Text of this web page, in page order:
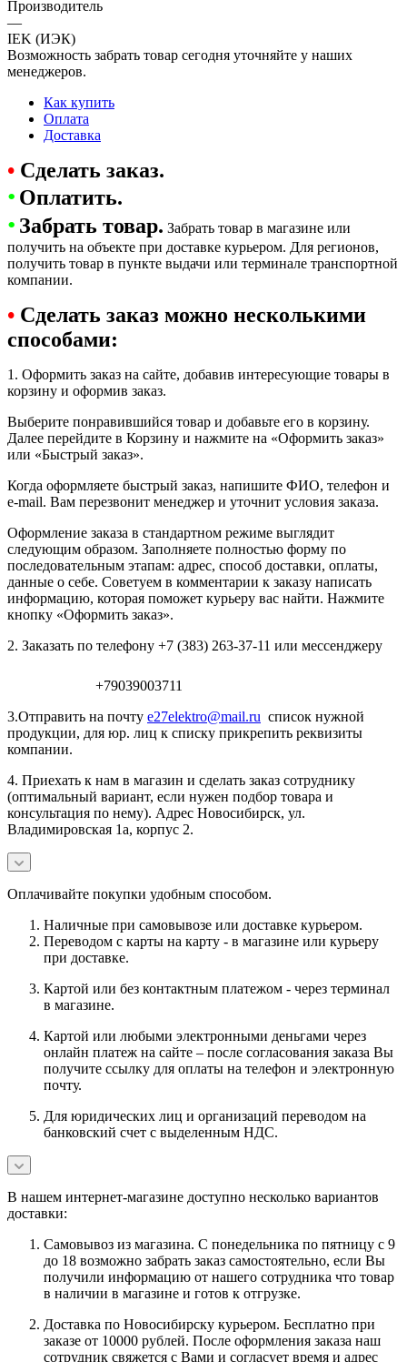
Производитель
—
IEK (ИЭК)
Возможность забрать товар сегодня уточняйте у наших
менеджеров.
Как купить
Оплата
Доставка
• Сделать заказ.
• Оплатить.
• Забрать товар. Забрать товар в магазине или
получить на объекте при доставке курьером. Для регионов,
получить товар в пункте выдачи или терминале транспортной
компании.
• Сделать заказ можно несколькими
способами:
1. Оформить заказ на сайте, добавив интересующие товары в
корзину и оформив заказ.
Выберите понравившийся товар и добавьте его в корзину.
Далее перейдите в Корзину и нажмите на «Оформить заказ»
или «Быстрый заказ».
Когда оформляете быстрый заказ, напишите ФИО, телефон и
e-mail. Вам перезвонит менеджер и уточнит условия заказа.
Оформление заказа в стандартном режиме выглядит
следующим образом. Заполняете полностью форму по
последовательным этапам: адрес, способ доставки, оплаты,
данные о себе. Советуем в комментарии к заказу написать
информацию, которая поможет курьеру вас найти. Нажмите
кнопку «Оформить заказ».
2. Заказать по телефону +7 (383) 263-37-11 или мессенджеру
+79039003711
3.Отправить на почту e27elektro@mail.ru список нужной
продукции, для юр. лиц к списку прикрепить реквизиты
компании.
4. Приехать к нам в магазин и сделать заказ сотруднику
(оптимальный вариант, если нужен подбор товара и
консультация по нему). Адрес Новосибирск, ул.
Владимировская 1а, корпус 2.
Оплачивайте покупки удобным способом.
Наличные при самовывозе или доставке курьером.
Переводом с карты на карту - в магазине или курьеру
при доставке.
Картой или без контактным платежом - через терминал
в магазине.
Картой или любыми электронными деньгами через
онлайн платеж на сайте – после согласования заказа Вы
получите ссылку для оплаты на телефон и электронную
почту.
Для юридических лиц и организаций переводом на
банковский счет с выделенным НДС.
В нашем интернет-магазине доступно несколько вариантов
доставки:
Самовывоз из магазина. С понедельника по пятницу с 9
до 18 возможно забрать заказ самостоятельно, если Вы
получили информацию от нашего сотрудника что товар
в наличии в магазине и готов к отгрузке.
Доставка по Новосибирску курьером. Бесплатно при
заказе от 10000 рублей. После оформления заказа наш
сотрудник свяжется с Вами и согласует время и адрес